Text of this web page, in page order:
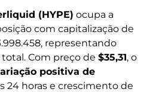
(HYPE) ocupa a
com capitalização de
representando
Com preço de $35,31, o
positiva de
24 horas e crescimento de